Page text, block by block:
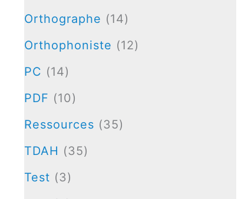
Orthographe (14)
Orthophoniste (12)
PC (14)
PDF (10)
Ressources (35)
TDAH (35)
Test (3)